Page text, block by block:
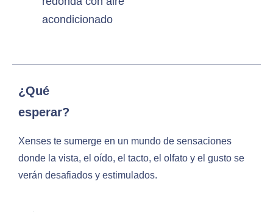
acondicionado
¿Qué
esperar?
Xenses te sumerge en un mundo de sensaciones
donde la vista, el oído, el tacto, el olfato y el gusto se
verán desafiados y estimulados.